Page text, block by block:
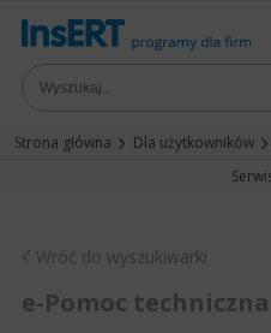
Strona główna Dla użytkowników
Wróć do wyszukiwarki
e-Pomoc techniczna